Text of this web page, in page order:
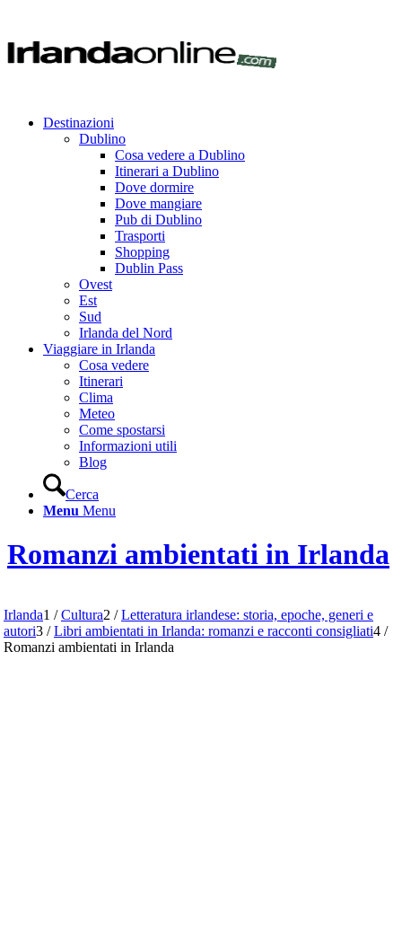
Destinazioni
Dublino
Cosa vedere a Dublino
Itinerari a Dublino
Dove dormire
Dove mangiare
Pub di Dublino
Trasporti
Shopping
Dublin Pass
Ovest
Est
Sud
Irlanda del Nord
Viaggiare in Irlanda
Cosa vedere
Itinerari
Clima
Meteo
Come spostarsi
Informazioni utili
Blog
Cerca
Menu Menu
Romanzi ambientati in Irlanda
Irlanda1 / Cultura2 / Letteratura irlandese: storia, epoche, generi e
autori3 / Libri ambientati in Irlanda: romanzi e racconti consigliati4 /
Romanzi ambientati in Irlanda